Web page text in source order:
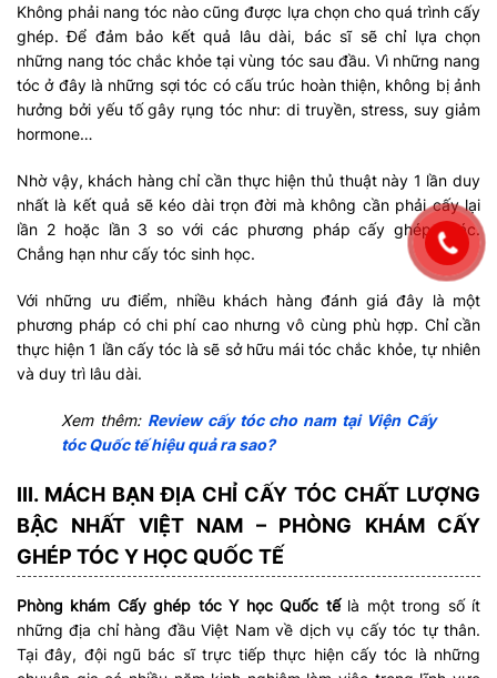
Không phải nang tóc nào cũng được lựa chọn cho quá trình cấy
ghép. Để đảm bảo kết quả lâu dài, bác sĩ sẽ chỉ lựa chọn
những nang tóc chắc khỏe tại vùng tóc sau đầu. Vì những nang
tóc ở đây là những sợi tóc có cấu trúc hoàn thiện, không bị ảnh
hưởng bởi yếu tố gây rụng tóc như: di truyền, stress, suy giảm
hormone…
Nhờ vậy, khách hàng chỉ cần thực hiện thủ thuật này 1 lần duy
nhất là kết quả sẽ kéo dài trọn đời mà không cần phải cấy lại
lần 2 hoặc lần 3 so với các phương pháp cấy ghép khác.
Chẳng hạn như cấy tóc sinh học.
Với những ưu điểm, nhiều khách hàng đánh giá đây là một
phương pháp có chi phí cao nhưng vô cùng phù hợp. Chỉ cần
thực hiện 1 lần cấy tóc là sẽ sở hữu mái tóc chắc khỏe, tự nhiên
và duy trì lâu dài.
Xem thêm: Review cấy tóc cho nam tại Viện Cấy
tóc Quốc tế hiệu quả ra sao?
III. MÁCH BẠN ĐỊA CHỈ CẤY TÓC CHẤT LƯỢNG
BẬC NHẤT VIỆT NAM – PHÒNG KHÁM CẤY
GHÉP TÓC Y HỌC QUỐC TẾ
Phòng khám Cấy ghép tóc Y học Quốc tế là một trong số ít
những địa chỉ hàng đầu Việt Nam về dịch vụ cấy tóc tự thân.
Tại đây, đội ngũ bác sĩ trực tiếp thực hiện cấy tóc là những